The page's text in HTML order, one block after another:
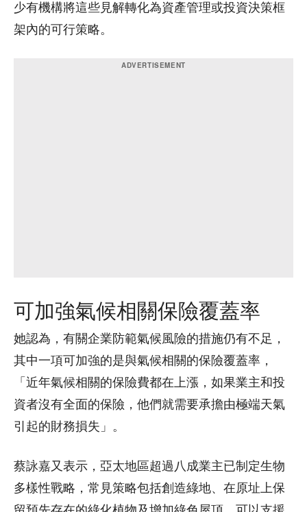
少有機構將這些見解轉化為資產管理或投資決策框
架內的可行策略。
可加強氣候相關保險覆蓋率
她認為，有關企業防範氣候風險的措施仍有不足，
其中一項可加強的是與氣候相關的保險覆蓋率，
「近年氣候相關的保險費都在上漲，如果業主和投
資者沒有全面的保險，他們就需要承擔由極端天氣
引起的財務損失」。
蔡詠嘉又表示，亞太地區超過八成業主已制定生物
多樣性戰略，常見策略包括創造綠地、在原址上保